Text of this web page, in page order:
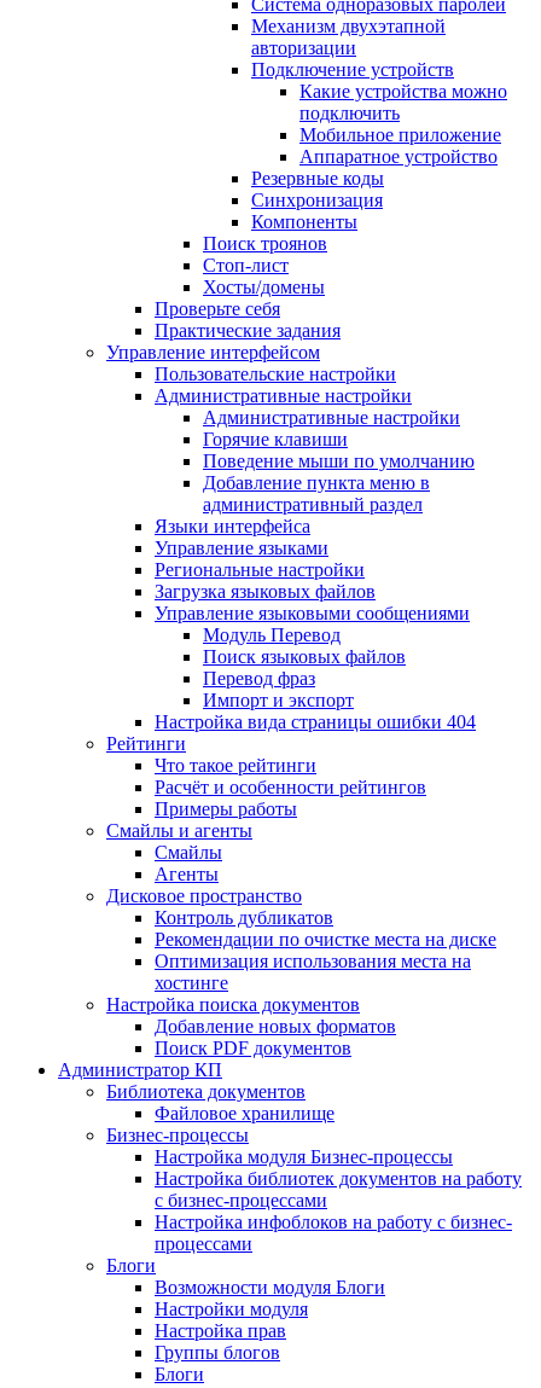
Система одноразовых паролей
Механизм двухэтапной
авторизации
Подключение устройств
Какие устройства можно
подключить
Мобильное приложение
Аппаратное устройство
Резервные коды
Синхронизация
Компоненты
Поиск троянов
Стоп-лист
Хосты/домены
Проверьте себя
Практические задания
Управление интерфейсом
Пользовательские настройки
Административные настройки
Административные настройки
Горячие клавиши
Поведение мыши по умолчанию
Добавление пункта меню в
административный раздел
Языки интерфейса
Управление языками
Региональные настройки
Загрузка языковых файлов
Управление языковыми сообщениями
Mодуль Перевод
Поиск языковых файлов
Перевод фраз
Импорт и экспорт
Настройка вида страницы ошибки 404
Рейтинги
Что такое рейтинги
Расчёт и особенности рейтингов
Примеры работы
Смайлы и агенты
Смайлы
Агенты
Дисковое пространство
Контроль дубликатов
Рекомендации по очистке места на диске
Оптимизация использования места на
хостинге
Настройка поиска документов
Добавление новых форматов
Поиск PDF документов
Администратор КП
Библиотека документов
Файловое хранилище
Бизнес-процессы
Настройка модуля Бизнес-процессы
Настройка библиотек документов на работу
с бизнес-процессами
Настройка инфоблоков на работу с бизнес-
процессами
Блоги
Возможности модуля Блоги
Настройки модуля
Настройка прав
Группы блогов
Блоги